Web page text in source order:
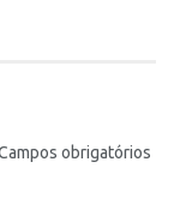
obrigatórios